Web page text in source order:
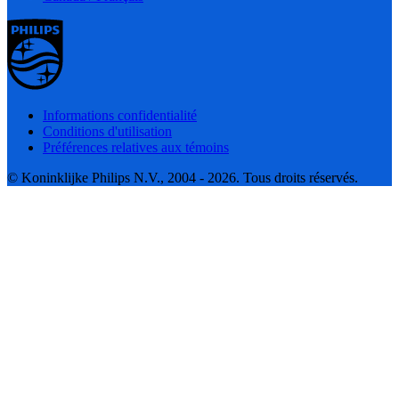
Informations confidentialité
Conditions d'utilisation
Préférences relatives aux témoins
© Koninklijke Philips N.V., 2004 - 2026. Tous droits réservés.